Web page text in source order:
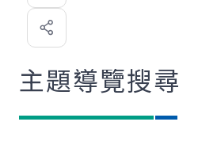
喜
歡
主題導覽搜尋